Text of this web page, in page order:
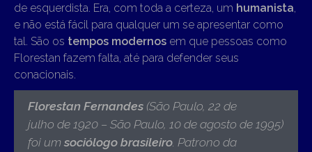
de esquerdista. Era, com toda a certeza, um humanista,
e não está fácil para qualquer um se apresentar como
tal. São os tempos modernos em que pessoas como
Florestan fazem falta, até para defender seus
conacionais.
Florestan Fernandes (São Paulo, 22 de
julho de 1920 – São Paulo, 10 de agosto de 1995)
foi um sociólogo brasileiro . Patrono da